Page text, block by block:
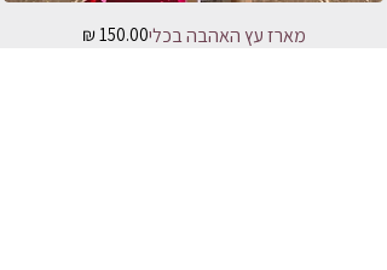
מארז עץ האהבה בכלימחיר